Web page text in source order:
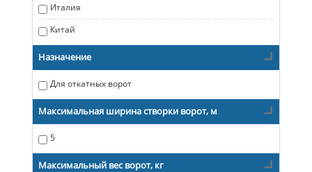
Италия
Китай
Назначение
Для откатных ворот
Максимальная ширина створки ворот, м
5
Максимальный вес ворот, кг